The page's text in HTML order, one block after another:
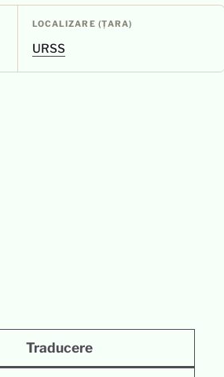
LOCALIZARE (ȚARA)
URSS
Traducere